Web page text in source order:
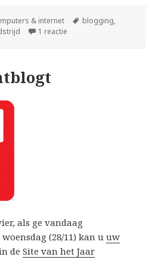
& internet Tags
blogging,
1 reactie
als ge vandaag
(28/11) kan uuw
deSite van het Jaar